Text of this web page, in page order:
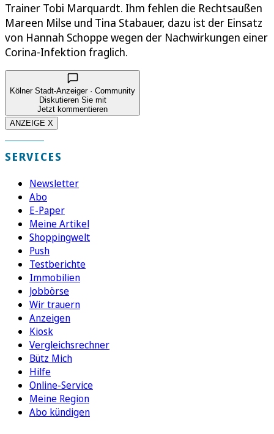
Trainer Tobi Marquardt. Ihm fehlen die Rechtsaußen
Mareen Milse und Tina Stabauer, dazu ist der Einsatz
von Hannah Schoppe wegen der Nachwirkungen einer
Corina-Infektion fraglich.
Kölner Stadt-Anzeiger · Community
Diskutieren Sie mit
Jetzt kommentieren
ANZEIGE X
SERVICES
Newsletter
Abo
E-Paper
Meine Artikel
Shoppingwelt
Push
Testberichte
Immobilien
Jobbörse
Wir trauern
Anzeigen
Kiosk
Vergleichsrechner
Bütz Mich
Hilfe
Online-Service
Meine Region
Abo kündigen